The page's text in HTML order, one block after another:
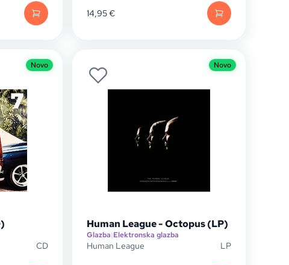
14,95€
Novo
CD
Novo
Human League - Octopus (LP)
Glazba|Elektronska glazba
Human League LP